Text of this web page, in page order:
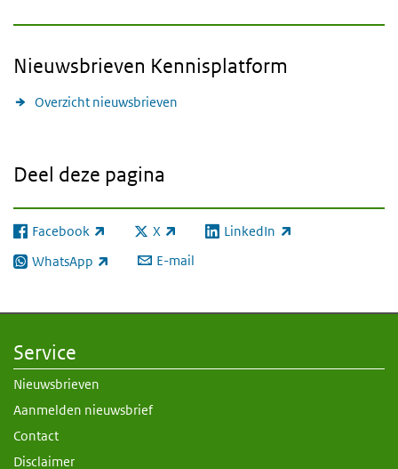
Nieuwsbrieven Kennisplatform
Overzicht nieuwsbrieven
Deel deze pagina
Facebook
(externe link) X
(externe link) LinkedIn
(externe link)
WhatsApp
(externe link) E-mail
Service
Nieuwsbrieven
Aanmelden nieuwsbrief
Contact
Disclaimer